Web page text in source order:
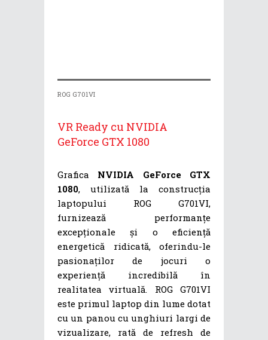
ROG G701VI
VR Ready cu NVIDIA
GeForce GTX 1080
Grafica NVIDIA GeForce GTX
1080, utilizată la construcția
laptopului ROG G701VI,
furnizează performanțe
excepționale și o eficiență
energetică ridicată, oferindu-le
pasionaților de jocuri o
experiență incredibilă în
realitatea virtuală. ROG G701VI
este primul laptop din lume dotat
cu un panou cu unghiuri largi de
vizualizare, rată de refresh de